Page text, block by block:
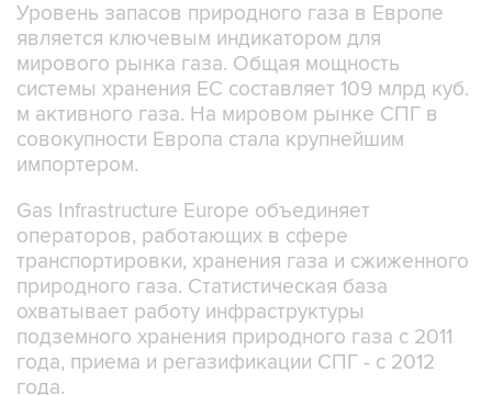
Уровень запасов природного газа в Европе
является ключевым индикатором для
мирового рынка газа. Общая мощность
системы хранения ЕС составляет 109 млрд куб.
м активного газа. На мировом рынке СПГ в
совокупности Европа стала крупнейшим
импортером.
Gas Infrastructure Europe объединяет
операторов, работающих в сфере
транспортировки, хранения газа и сжиженного
природного газа. Статистическая база
охватывает работу инфраструктуры
подземного хранения природного газа с 2011
года, приема и регазификации СПГ - с 2012
года.